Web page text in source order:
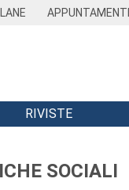
APPUNTAMENTI
RIVISTE
SOCIALI